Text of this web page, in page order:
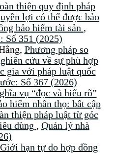
thiện quy định pháp
lợi có thể được bảo
bảo hiểm tài sản ,
Số 351 (2025)
Phương pháp so
cứu về sự phù hợp
gia với pháp luật quốc
Số 367 (2026)
vụ “đọc và hiểu rõ”
hiểm nhân thọ: bất cập
thiện pháp luật từ góc
dùng , Quản lý nhà
Giới hạn tự do hợp đồng